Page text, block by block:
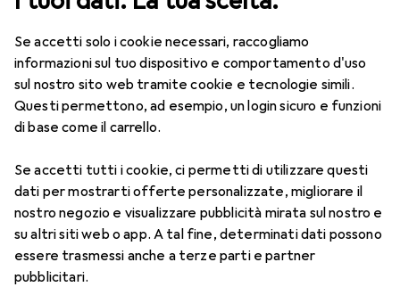
Se accetti solo i cookie necessari, raccogliamo
informazioni sul tuo dispositivo e comportamento d'uso
sul nostro sito web tramite cookie e tecnologie simili.
Questi permettono, ad esempio, un login sicuro e funzioni
di base come il carrello.
Se accetti tutti i cookie, ci permetti di utilizzare questi
dati per mostrarti offerte personalizzate, migliorare il
nostro negozio e visualizzare pubblicità mirata sul nostro e
su altri siti web o app. A tal fine, determinati dati possono
essere trasmessi anche a terze parti e partner
pubblicitari.
1 Immagine
Air Optix più HydraGlyde per
-7.5, Obiettivo mensile, 6 pz., Torico
Prezzo in EUR IVA incl.
EUR
55,82 EUR
9,31/1pz.